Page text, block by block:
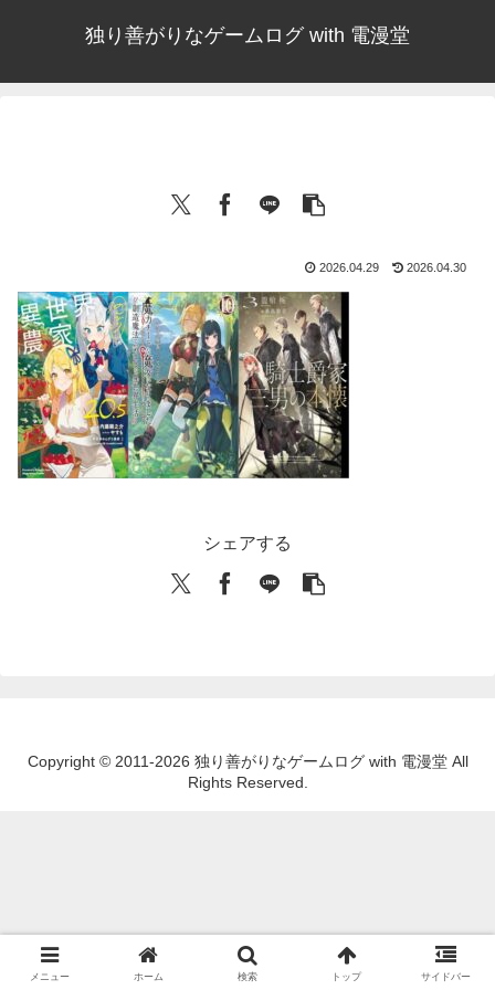
独り善がりなゲームログ with 電漫堂
2026.04.29 2026.04.30
シェアする
Copyright © 2011-2026 独り善がりなゲームログ with 電漫堂 All
Rights Reserved.
メニュー ホーム 検索 トップ サイドバー